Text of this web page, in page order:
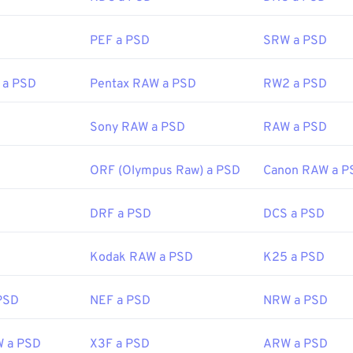
PEF a PSD SRW a PSD
PSD Pentax RAW a PSD RW2 a PSD
Sony RAW a PSD RAW a PSD
ORF (Olympus Raw) a PSD Canon RAW a
DRF a PSD DCS a PSD
Kodak RAW a PSD K25 a PSD
NEF a PSD NRW a PSD
a PSD X3F a PSD ARW a PSD